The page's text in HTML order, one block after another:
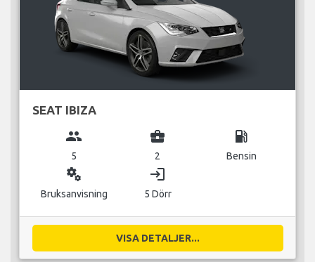
SEAT IBIZA
group
5
business_center
2
local_gas_station
Bensin
miscellaneous_services
Bruksanvisning
login
5 Dörr
VISA DETALJER...